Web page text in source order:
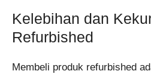
Kelebihan dan
Refurbished
Membeli produk refurbished